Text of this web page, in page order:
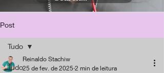
Post
Tudo
Tudo
Reinaldo Stachiw
25 de fev. de 2025 2 min de leitura